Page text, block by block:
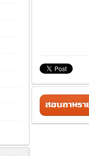
สอบถามรา